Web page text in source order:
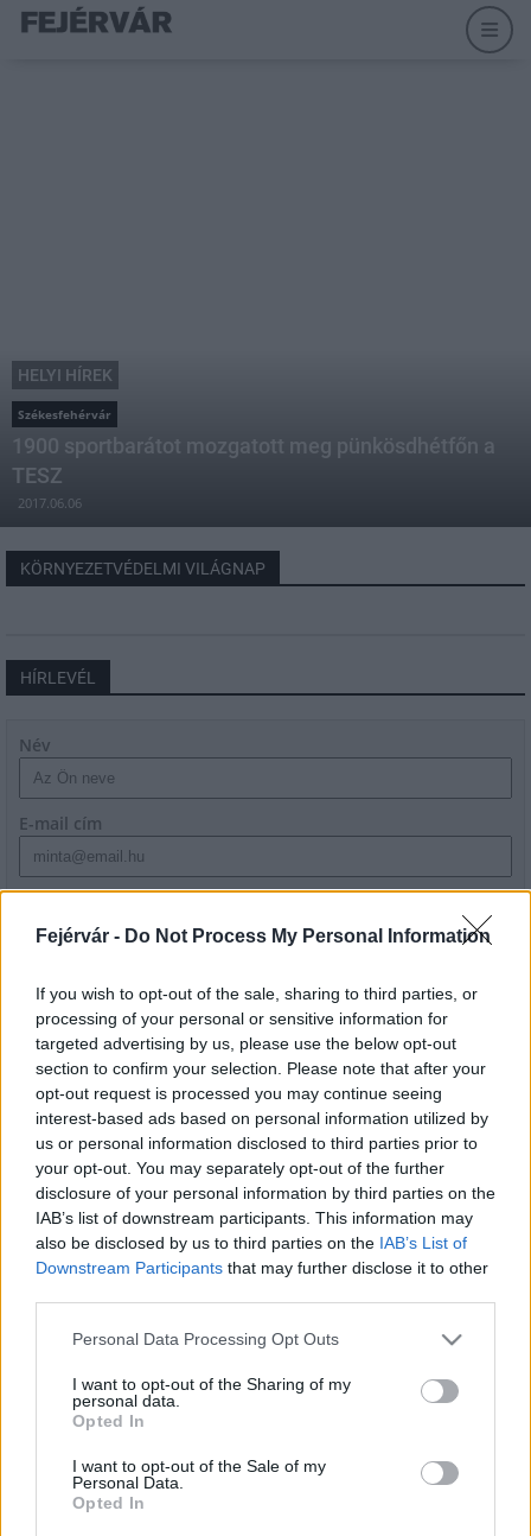
Fejérvár - Do Not Process My Personal Information
If you wish to opt-out of the sale, sharing to third parties, or
processing of your personal or sensitive information for
targeted advertising by us, please use the below opt-out
section to confirm your selection. Please note that after your
opt-out request is processed you may continue seeing
interest-based ads based on personal information utilized by
us or personal information disclosed to third parties prior to
your opt-out. You may separately opt-out of the further
disclosure of your personal information by third parties on the
IAB’s list of downstream participants. This information may
also be disclosed by us to third parties on the IAB’s List of
Downstream Participants that may further disclose it to other
Please note that this website/app uses one or more Google
not limited to your visit or usage behaviour. You may click to
grant or deny consent to Google and its third-party tags to
use your data for below specified purposes in below Google
consent section.
Personal Data Processing Opt Outs
I want to opt-out of the Sharing of my
personal data.
Opted In
I want to opt-out of the Sale of my
Personal Data.
Opted In
HELYI HÍREK
Székesfehérvár
1900 sportbarátot mozgatott meg pünkösdhétfőn a
TESZ
2017.06.06
KÖRNYEZETVÉDELMI VILÁGNAP
HÍRLEVÉL
Név
E-mail cím
szabályzatot!
LEGFRISSEBB
Országos hírek
Megérkezett az eső a Duna vízgyűjtőjére
Aktuális
Paks II.: Mit jelent az 5. blokk új
árnyékában?
másodfokúra csökken a riasztás